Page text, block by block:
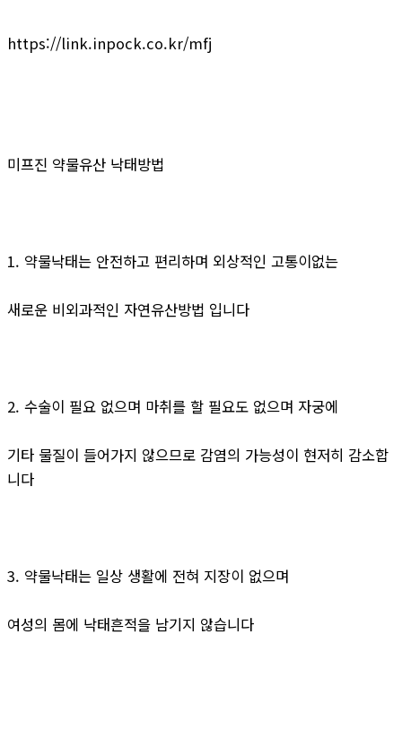
https://link.inpock.co.kr/mfj
미프진 약물유산 낙태방법
1. 약물낙태는 안전하고 편리하며 외상적인 고통이없는
새로운 비외과적인 자연유산방법 입니다
2. 수술이 필요 없으며 마취를 할 필요도 없으며 자궁에
기타 물질이 들어가지 않으므로 감염의 가능성이 현저히 감소합
니다
3. 약물낙태는 일상 생활에 전혀 지장이 없으며
여성의 몸에 낙태흔적을 남기지 않습니다